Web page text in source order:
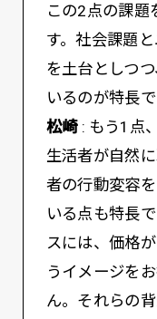
この2点の課題
す。社会課題
を土台としつ
いるのが特長で
松崎: もう1点
生活者が自然
者の行動変容
いる点も特長
スには、価格
うイメージを
ん。それらの